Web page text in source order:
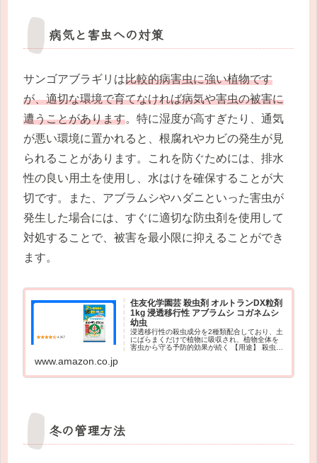
病気と害虫への対策
サンゴアブラギリは比較的病害虫に強い植物です
が、適切な環境で育てなければ病気や害虫の被害に
遭うことがあります。特に湿度が高すぎたり、通気
が悪い環境に置かれると、根腐れやカビの発生が見
られることがあります。これを防ぐためには、排水
性の良い用土を使用し、水はけを確保することが大
切です。また、アブラムシやハダニといった害虫が
発生した場合には、すぐに適切な防虫剤を使用して
対処することで、被害を最小限に抑えることができ
ます。
住友化学園芸 殺虫剤 オルトランDX粒剤
1kg 浸透移行性 アブラムシ コガネムシ
幼虫
浸透移行性の殺虫成分を2種類配合しており、土
にばらまくだけで植物に吸収され、植物全体を
害虫から守る予防的効果が続く 【用途】 殺虫剤
www.amazon.co.jp
冬の管理方法